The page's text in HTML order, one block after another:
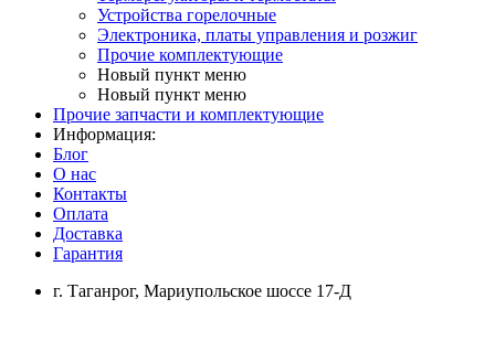
Устройства горелочные
Электроника, платы управления и розжиг
Прочие комплектующие
Новый пункт меню
Новый пункт меню
Прочие запчасти и комплектующие
Информация:
Блог
О нас
Контакты
Оплата
Доставка
Гарантия
г. Таганрог, Мариупольское шоссе 17-Д